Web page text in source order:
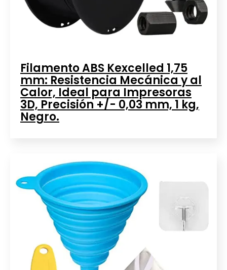
Filamento ABS Kexcelled 1,75
mm: Resistencia Mecánica y al
Calor, Ideal para Impresoras
3D, Precisión +/- 0,03 mm, 1 kg,
Negro.